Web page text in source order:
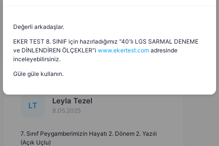
LT Leyla Tezel
8.05.2025
7. Sınıf Peygamberimizin Hayatı 2. Dönem 2. Yazılı
(Açık Uçlu)
Değerli arkadaşlar.
EKER TEST 8. SINIF için hazırladığımız "40'lı LGS SARMAL DENEME
ve DİNLENDİREN ÖLÇEKLER"i www.ekertest.com adresinde
inceleyebilirsiniz.
Güle güle kullanın.